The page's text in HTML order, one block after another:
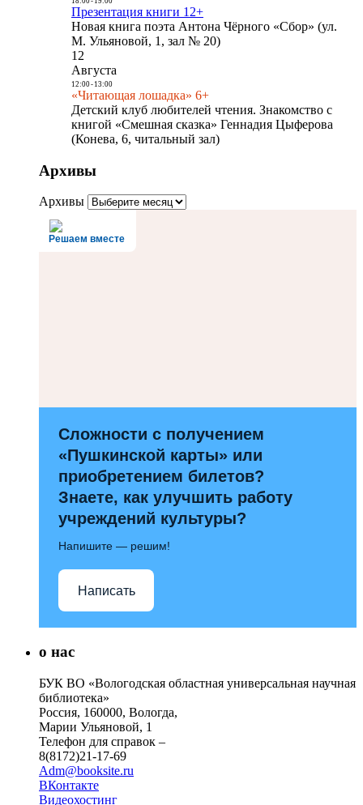
Презентация книги 12+
Новая книга поэта Антона Чёрного «Сбор» (ул.
М. Ульяновой, 1, зал № 20)
12
Августа
12:00- 13:00
«Читающая лошадка» 6+
Детский клуб любителей чтения. Знакомство с
книгой «Смешная сказка» Геннадия Цыферова
(Конева, 6, читальный зал)
Архивы
Архивы
Решаем вместе
Сложности с получением
«Пушкинской карты» или
приобретением билетов?
Знаете, как улучшить работу
учреждений культуры?
Напишите — решим!
Написать
о нас
БУК ВО «Вологодская областная универсальная научная
библиотека»
Россия, 160000, Вологда,
Марии Ульяновой, 1
Телефон для справок –
8(8172)21-17-69
Adm@booksite.ru
ВКонтакте
Видеохостинг